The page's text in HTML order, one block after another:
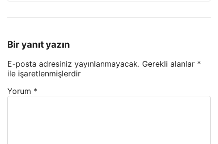
Bir yanıt yazın
E-posta adresiniz yayınlanmayacak. Gerekli alanlar *
ile işaretlenmişlerdir
Yorum *